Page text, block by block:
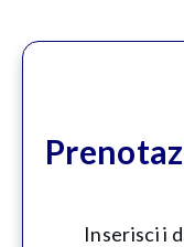
Inserisci i